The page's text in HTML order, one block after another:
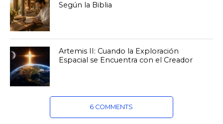
Según la Biblia
Artemis II: Cuando la Exploración
Espacial se Encuentra con el Creador
6 COMMENTS